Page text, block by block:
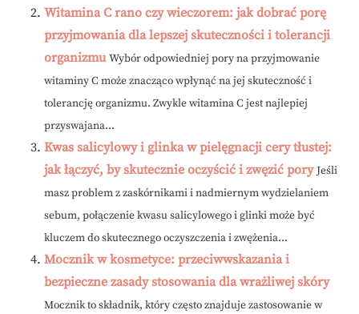
Witamina C rano czy wieczorem: jak dobrać porę
przyjmowania dla lepszej skuteczności i tolerancji
organizmu Wybór odpowiedniej pory na przyjmowanie
witaminy C może znacząco wpłynąć na jej skuteczność i
tolerancję organizmu. Zwykle witamina C jest najlepiej
przyswajana...
Kwas salicylowy i glinka w pielęgnacji cery tłustej:
jak łączyć, by skutecznie oczyścić i zwęzić pory Jeśli
masz problem z zaskórnikami i nadmiernym wydzielaniem
sebum, połączenie kwasu salicylowego i glinki może być
kluczem do skutecznego oczyszczenia i zwężenia...
Mocznik w kosmetyce: przeciwwskazania i
bezpieczne zasady stosowania dla wrażliwej skóry
Mocznik to składnik, który często znajduje zastosowanie w